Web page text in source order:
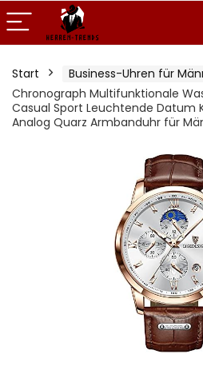
Start Business-Uhren für
Chronograph Multifunktionale
Casual Sport Leuchtende Datum
Analog Quarz Armbanduhr für